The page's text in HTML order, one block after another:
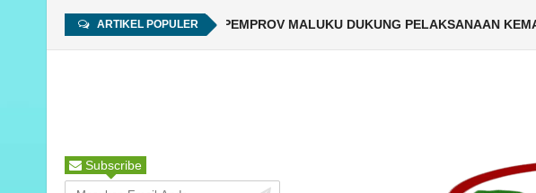
ARTIKEL POPULER
Rangkaian Kegiatan Libatkan ASN hingga Warga Ambon,Pelita Maluku.com –
PEMPROV MALUKU DUKUNG PELAKSANAAN KEMAH
Subscribe